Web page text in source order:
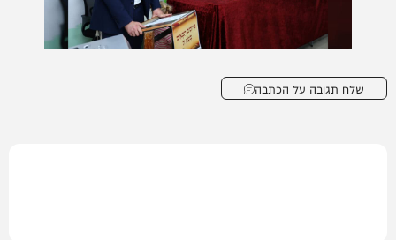
שלח תגובה על הכתבה